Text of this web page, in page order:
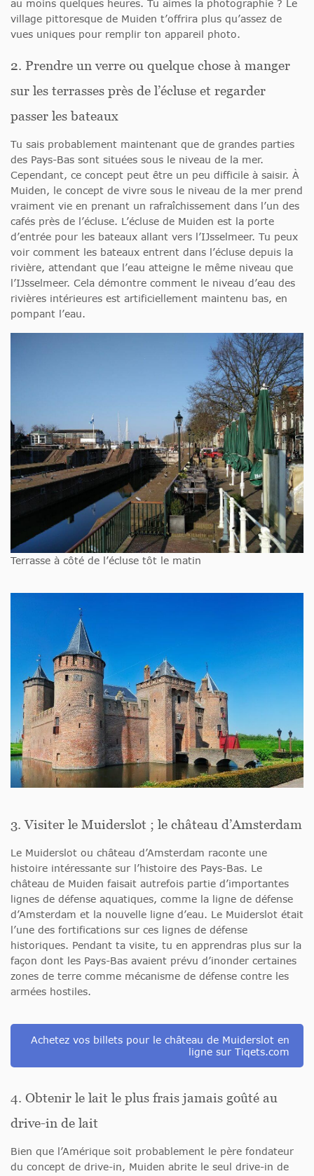
au moins quelques heures. Tu aimes la photographie ? Le
village pittoresque de Muiden t’offrira plus qu’assez de
vues uniques pour remplir ton appareil photo.
2. Prendre un verre ou quelque chose à manger
sur les terrasses près de l’écluse et regarder
passer les bateaux
Tu sais probablement maintenant que de grandes parties
des Pays-Bas sont situées sous le niveau de la mer.
Cependant, ce concept peut être un peu difficile à saisir. À
Muiden, le concept de vivre sous le niveau de la mer prend
vraiment vie en prenant un rafraîchissement dans l’un des
cafés près de l’écluse. L’écluse de Muiden est la porte
d’entrée pour les bateaux allant vers l’IJsselmeer. Tu peux
voir comment les bateaux entrent dans l’écluse depuis la
rivière, attendant que l’eau atteigne le même niveau que
l’IJsselmeer. Cela démontre comment le niveau d’eau des
rivières intérieures est artificiellement maintenu bas, en
pompant l’eau.
Terrasse à côté de l’écluse tôt le matin
3. Visiter le Muiderslot ; le château d’Amsterdam
Le Muiderslot ou château d’Amsterdam raconte une
histoire intéressante sur l’histoire des Pays-Bas. Le
château de Muiden faisait autrefois partie d’importantes
lignes de défense aquatiques, comme la ligne de défense
d’Amsterdam et la nouvelle ligne d’eau. Le Muiderslot était
l’une des fortifications sur ces lignes de défense
historiques. Pendant ta visite, tu en apprendras plus sur la
façon dont les Pays-Bas avaient prévu d’inonder certaines
zones de terre comme mécanisme de défense contre les
armées hostiles.
Achetez vos billets pour le château de Muiderslot en
ligne sur Tiqets.com
4. Obtenir le lait le plus frais jamais goûté au
drive-in de lait
Bien que l’Amérique soit probablement le père fondateur
du concept de drive-in, Muiden abrite le seul drive-in de